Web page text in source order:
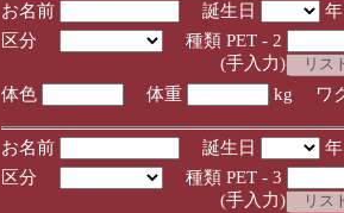
お名前 誕生日
区分
種類 PET - 2
(手入力)
体色
体重 kg ワ
お名前 誕生日
区分
種類 PET - 3
(手入力)